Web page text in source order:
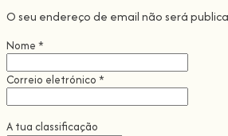
O seu endereço de email não será
Nome *
Correio eletrónico *
A tua classificação